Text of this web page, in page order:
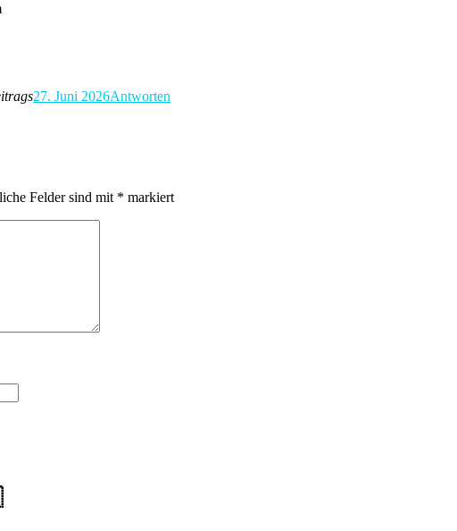
27. Juni 2026Antworten
Felder sind mit * markiert